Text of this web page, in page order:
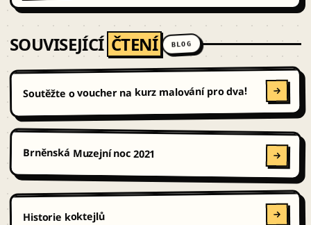
SOUVISEJÍCÍ ČTENÍ BLOG
Soutěžte o voucher na kurz malování pro dva!
Brněnská Muzejní noc 2021
Historie koktejlů